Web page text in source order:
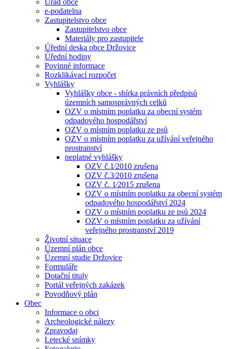
Úřad obce
e-podatelna
Zastupitelstvo obce
Zastupitelstvo obce
Materiály pro zastupitele
Úřední deska obce Držovice
Úřední hodiny
Povinné informace
Rozklikávací rozpočet
Vyhlášky
Vyhlášky obce - sbírka právních předpisů
územních samosprávných celků
OZV o místním poplatku za obecní systém
odpadového hospodářství
OZV o místním poplatku ze psů
OZV o místním poplatku za užívání veřejného
prostranství
neplatné vyhlášky
OZV č.1⁄2010 zrušena
OZV č.3⁄2010 zrušena
OZV č. 1⁄2015 zrušena
OZV o místním poplatku za obecní systém
odpadového hospodářství 2024
OZV o místním poplatku ze psů 2024
OZV o místním poplatku za užívání
veřejného prostranství 2019
Životní situace
Územní plán obce
Územní studie Držovice
Formuláře
Dotační tituly
Portál veřejných zakázek
Povodňový plán
Obec
Informace o obci
Archeologické nálezy
Zpravodaj
Letecké snímky